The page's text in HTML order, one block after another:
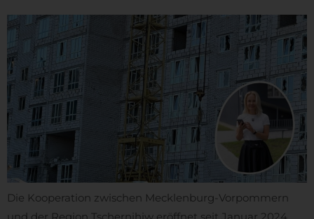
Die Kooperation zwischen Mecklenburg-Vorpommern